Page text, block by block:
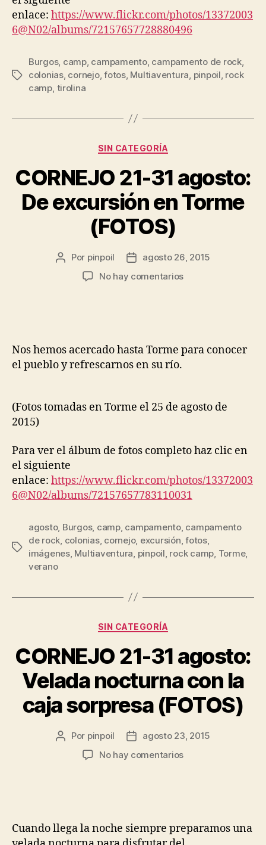
enlace: https://www.flickr.com/photos/13372003
6@N02/albums/72157657728880496
Burgos, camp, campamento, campamento de rock,
colonias, cornejo,fotos, Multiaventura pinpoil rock
camp tirolina
SIN CATEGORÍA
CORNEJO 21-31 agosto:
De excursión en Torme
(FOTOS)
Por pinpoil
agosto 26, 2015
No hay comentarios
Nos hemos acercado hasta Torme para conocer
el pueblo y refrescarnos en su río.
(Fotos tomadas en Torme el 25 de agosto de
2015)
Para ver el álbum de fotos completo haz clic en
el siguiente
enlace: https://www.flickr.com/photos/13372003
6@N02/albums/72157657783110031
agosto, Burgos, camp, campamento, campamento
de rock colonias, cornejo, excursión ,fotos,
imágenes, Multiaventura pinpoil rock camp Torme,
verano
SIN CATEGORÍA
CORNEJO 21-31 agosto:
Velada nocturna con la
caja sorpresa (FOTOS)
Por pinpoil
agosto 23, 2015
No hay comentarios
Cuando llega la noche siempre preparamos una